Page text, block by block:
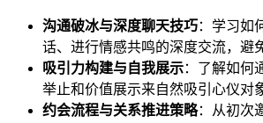
沟通破冰与深度聊天技巧：学习如
话、进行情感共鸣的深度交流，避
吸引力构建与自我展示：了解如何
举止和价值展示来自然吸引心仪对
约会流程与关系推进策略：从初次